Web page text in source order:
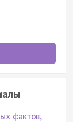
фактов,